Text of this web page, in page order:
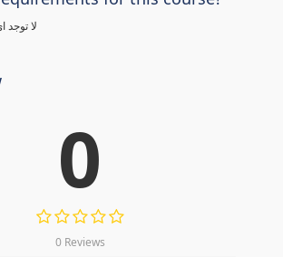
لا توجد
0
0 Reviews